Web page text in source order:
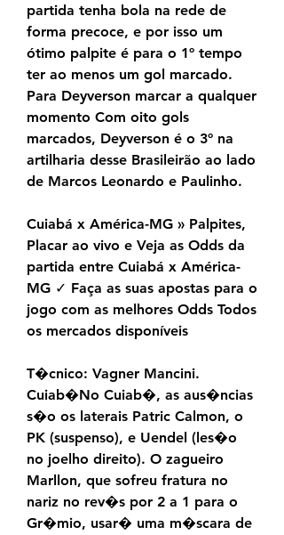
partida tenha bola na rede de
forma precoce, e por isso um
ótimo palpite é para o 1º tempo
ter ao menos um gol marcado.
Para Deyverson marcar a qualquer
momento Com oito gols
marcados, Deyverson é o 3º na
artilharia desse Brasileirão ao lado
de Marcos Leonardo e Paulinho.
Cuiabá x América-MG » Palpites,
Placar ao vivo e Veja as Odds da
partida entre Cuiabá x América-
MG ✓ Faça as suas apostas para o
jogo com as melhores Odds Todos
os mercados disponíveis
T�cnico: Vagner Mancini.
Cuiab�No Cuiab�, as aus�ncias
s�o os laterais Patric Calmon, o
PK (suspenso), e Uendel (les�o
no joelho direito). O zagueiro
Marllon, que sofreu fratura no
nariz no rev�s por 2 a 1 para o
Gr�mio, usar� uma m�scara de